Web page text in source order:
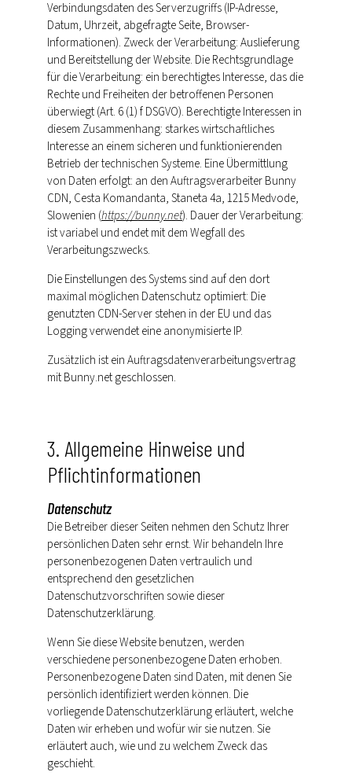
Verbindungsdaten des Serverzugriffs (IP-Adresse,
Datum, Uhrzeit, abgefragte Seite, Browser-
Informationen). Zweck der Verarbeitung: Auslieferung
und Bereitstellung der Website. Die Rechtsgrundlage
für die Verarbeitung: ein berechtigtes Interesse, das die
Rechte und Freiheiten der betroffenen Personen
überwiegt (Art. 6 (1) f DSGVO). Berechtigte Interessen in
diesem Zusammenhang: starkes wirtschaftliches
Interesse an einem sicheren und funktionierenden
Betrieb der technischen Systeme. Eine Übermittlung
von Daten erfolgt: an den Auftragsverarbeiter Bunny
CDN, Cesta Komandanta, Staneta 4a, 1215 Medvode,
Slowenien (https://bunny.net). Dauer der Verarbeitung:
ist variabel und endet mit dem Wegfall des
Verarbeitungszwecks.
Die Einstellungen des Systems sind auf den dort
maximal möglichen Datenschutz optimiert: Die
genutzten CDN-Server stehen in der EU und das
Logging verwendet eine anonymisierte IP.
Zusätzlich ist ein Auftragsdatenverarbeitungsvertrag
mit Bunny.net geschlossen.
3. Allgemeine Hinweise und
Pflichtinformationen
Datenschutz
Die Betreiber dieser Seiten nehmen den Schutz Ihrer
persönlichen Daten sehr ernst. Wir behandeln Ihre
personenbezogenen Daten vertraulich und
entsprechend den gesetzlichen
Datenschutzvorschriften sowie dieser
Datenschutzerklärung.
Wenn Sie diese Website benutzen, werden
verschiedene personenbezogene Daten erhoben.
Personenbezogene Daten sind Daten, mit denen Sie
persönlich identifiziert werden können. Die
vorliegende Datenschutzerklärung erläutert, welche
Daten wir erheben und wofür wir sie nutzen. Sie
erläutert auch, wie und zu welchem Zweck das
geschieht.